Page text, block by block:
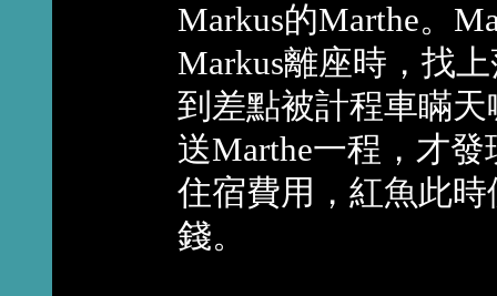
Markus的Marthe。
Markus離座時，找
到差點被計程車瞞
送Marthe一程，才
住宿費用，紅魚此
錢。